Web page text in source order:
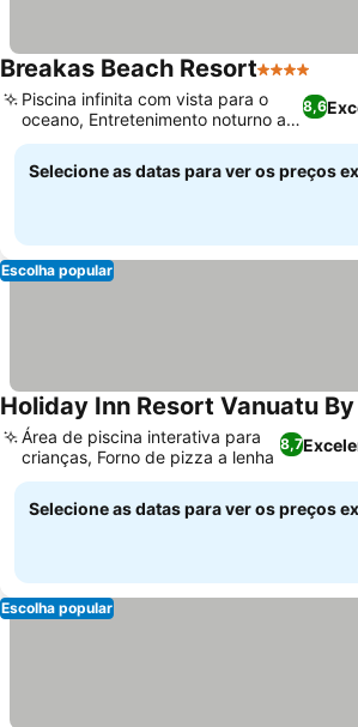
Breakas Beach Resort4 Estrelas
8,6
Piscina infinita com vista para o
oceano, Entretenimento noturno ao
vivo
Selecione as datas para ver os preços
Escolha popular
Holiday Inn Resort Vanuatu
8,7
Área de piscina interativa para
crianças, Forno de pizza a lenha
Selecione as datas para ver os preços
Escolha popular